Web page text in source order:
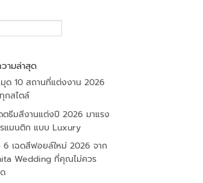
ามล่าสุด
ด 10 สถานที่แต่งงาน 2026
กสไตล์
ตธีมสีงานแต่งปี 2026 มาแรง
รแมนติก แบบ Luxury
เฉดสีฟอยล์ใหม่ 2026 จาก
Wedding ที่คุณไม่ควร